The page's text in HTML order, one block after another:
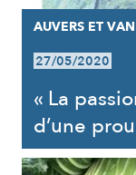
AUVERS ET
27/05/2020
« La
d’une